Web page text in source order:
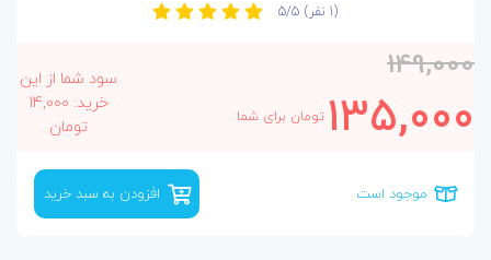
5/5 (1 نفر)
149,000
135,000 تومان برای شما
سود شما از این
خرید: 14,000
تومان
موجود است افزودن به سبد خرید